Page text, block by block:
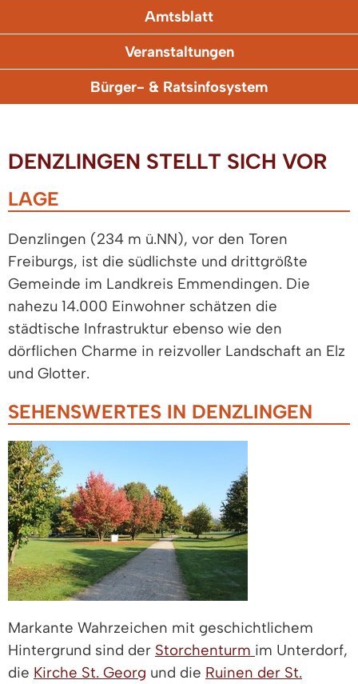
Amtsblatt
Veranstaltungen
Bürger- & Ratsinfosystem
DENZLINGEN STELLT SICH VOR
LAGE
Denzlingen (234 m ü.NN), vor den Toren
Freiburgs, ist die südlichste und drittgrößte
Gemeinde im Landkreis Emmendingen. Die
nahezu 14.000 Einwohner schätzen die
städtische Infrastruktur ebenso wie den
dörflichen Charme in reizvoller Landschaft an Elz
und Glotter.
SEHENSWERTES IN DENZLINGEN
Markante Wahrzeichen mit geschichtlichem
Hintergrund sind der Storchenturm im Unterdorf,
die Kirche St. Georg und die Ruinen der St.